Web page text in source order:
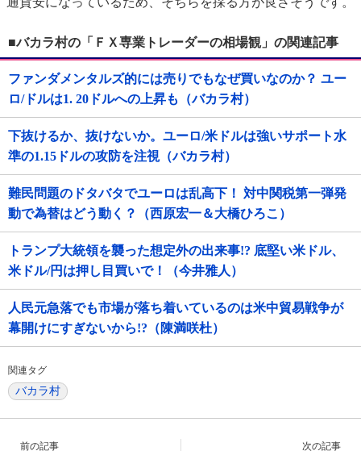
■バカラ村の「ＦＸ専業トレーダーの相場観」の関連記事
ファンダメンタルズ的には売りでもなぜ買いなのか？ ユー
ロ/ドルは1. 20ドルへの上昇も（バカラ村）
下抜けるか、抜けないか。ユーロ/米ドルは強いサポート水
準の1.15ドルの攻防を注視（バカラ村）
難民問題のドタバタでユーロは乱高下！ 対中関税第一弾発
動で為替はどう動く？（西原宏一＆大橋ひろこ）
トランプ大統領を襲った想定外の出来事!? 底堅い米ドル、
米ドル/円は押し目買いで！（今井雅人）
人民元急落でも市場が落ち着いているのは米中貿易戦争が
幕開けにすぎないから!?（陳満咲杜）
関連タグ
バカラ村
前の記事 次の記事